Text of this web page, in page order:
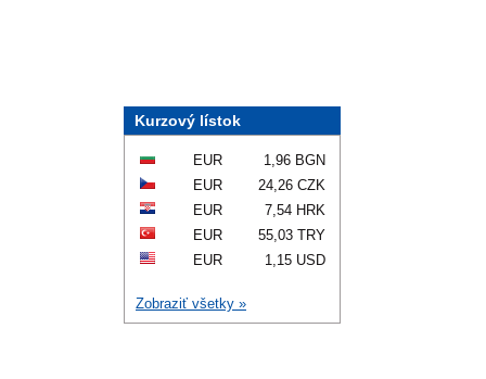
Kurzový lístok
EUR
1,96 BGN
EUR
24,26 CZK
EUR
7,54 HRK
EUR
55,03 TRY
EUR
1,15 USD
Zobraziť všetky »